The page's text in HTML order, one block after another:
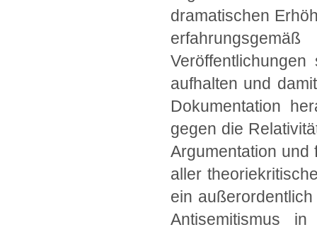
dramatischen
aufhalten und
Dokumentation
gegen die
Argumentation und
aller
ein
Antisemitismus